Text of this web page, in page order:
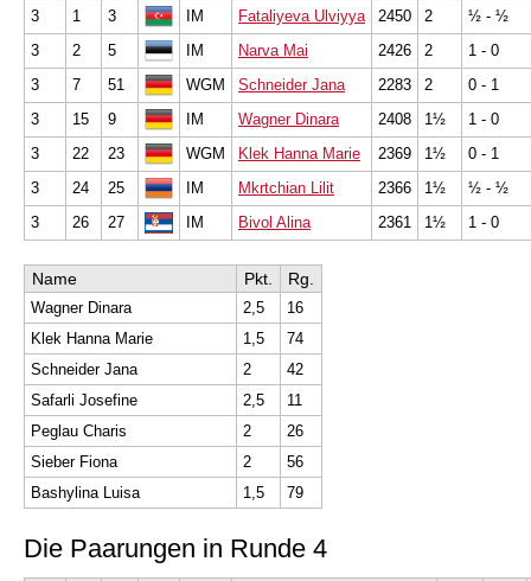
3 1 3 IM Fataliyeva Ulviyya 2450 2
½ - ½
3
2 5 IM Narva Mai 2426 2
1 - 0
3
7 51 WGM Schneider Jana 2283 2
0 - 1
3
15 9 IM Wagner Dinara 2408 1½
1 - 0
3
22 23 WGM Klek Hanna Marie 2369 1½
0 - 1
3
24 25 IM Mkrtchian Lilit 2366 1½
½ - ½
3
26 27 IM Bivol Alina 2361 1½ 1 - 0
Name Pkt. Rg.
Wagner Dinara 2,5
16
Klek Hanna Marie
1,5
74
Schneider Jana
2
42
Safarli Josefine
2,5
11
Peglau Charis
2
26
Sieber Fiona
2
56
Bashylina Luisa
1,5 79
Die Paarungen in Runde 4